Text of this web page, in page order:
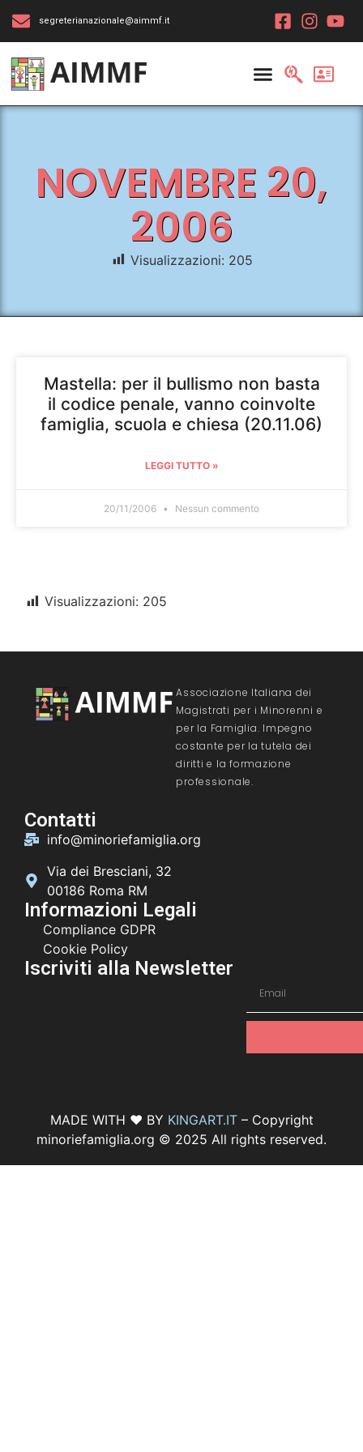
segreterianazionale@aimmf.it
NOVEMBRE 20,
2006
Visualizzazioni: 205
Mastella: per il bullismo non basta
il codice penale, vanno coinvolte
famiglia, scuola e chiesa (20.11.06)
LEGGI TUTTO »
20/11/2006 Nessun commento
Visualizzazioni: 205
Associazione Italiana dei
Magistrati per i Minorenni e
per la Famiglia. Impegno
costante per la tutela dei
diritti e la formazione
professionale.
Contatti
info@minoriefamiglia.org
Via dei Bresciani, 32
00186 Roma RM
Informazioni Legali
Compliance GDPR
Cookie Policy
Iscriviti alla Newsletter
MADE WITH ♥ BY KINGART.IT– Copyright
minoriefamiglia.org © 2025 All rights reserved.